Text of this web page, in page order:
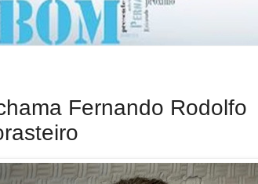
Fernando Rodolfo